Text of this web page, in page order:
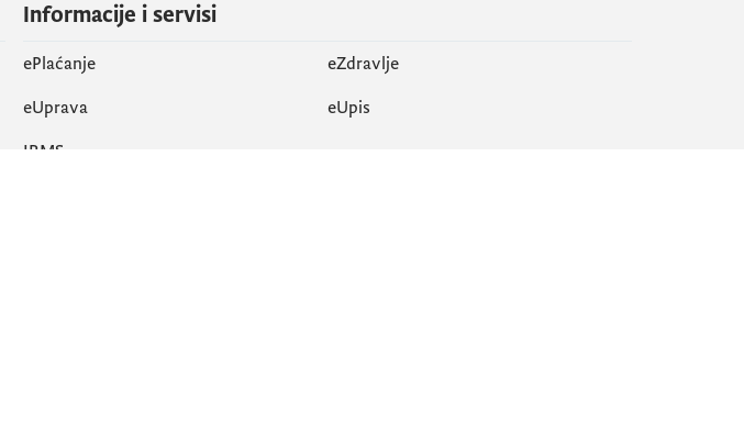
Informacije i servisi
ePlaćanje
eZdravlje
eUprava
еUpis
IRMS